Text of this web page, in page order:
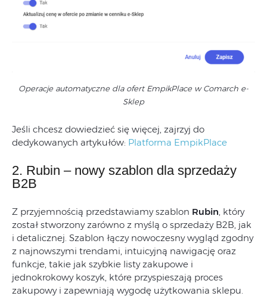
Operacje automatyczne dla ofert EmpikPlace w Comarch e-
Sklep
Jeśli chcesz dowiedzieć się więcej, zajrzyj do
dedykowanych artykułów: Platforma EmpikPlace
2. Rubin – nowy szablon dla sprzedaży
B2B
Z przyjemnością przedstawiamy szablon Rubin, który
został stworzony zarówno z myślą o sprzedaży B2B, jak
i detalicznej. Szablon łączy nowoczesny wygląd zgodny
z najnowszymi trendami, intuicyjną nawigację oraz
funkcje, takie jak szybkie listy zakupowe i
jednokrokowy koszyk, które przyspieszają proces
zakupowy i zapewniają wygodę użytkowania sklepu.